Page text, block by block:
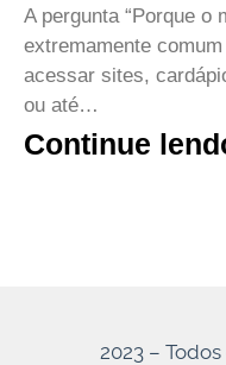
A pergunta “Porque o
extremamente
acessar sites,
ou até…
Continue
2023 –